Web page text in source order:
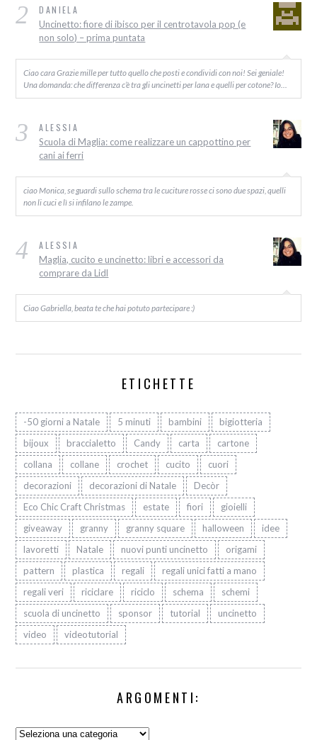
2 DANIELA
Uncinetto: fiore di ibisco per il centrotavola pop (e
non solo) – prima puntata
Ciao cara Grazie mille per tutto quello che posti e condividi con noi! Sei geniale!
Una domanda: che differenza c’è tra gli uncinetti per lana e quelli per cotone? Io…
3 ALESSIA
Scuola di Maglia: come realizzare un cappottino per
cani ai ferri
ciao Monica, se guardi sullo schema tra le cuciture rosse ci sono due spazi, quelli
non li cuci e lì si infilano le zampe.
4 ALESSIA
Maglia, cucito e uncinetto: libri e accessori da
comprare da Lidl
Ciao Gabriella, beata te che hai potuto partecipare :)
ETICHETTE
-50 giorni a Natale 5 minuti bambini
bigiotteria
bijoux
braccialetto Candy carta
cartone
collana
collane crochet cucito
cuori
decorazioni
decorazioni di Natale
Decòr
Eco Chic Craft Christmas
estate fiori
gioielli
giveaway
granny granny square halloween
idee
lavoretti
Natale nuovi punti uncinetto
origami
pattern
plastica regali
regali unici fatti a mano
regali veri
riciclare riciclo schema
schemi
scuola di uncinetto
sponsor tutorial
uncinetto
video
videotutorial
ARGOMENTI:
Argomenti: